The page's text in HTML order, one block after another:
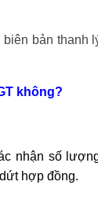
bản thanh
không?
nhận số
hợp đồng.